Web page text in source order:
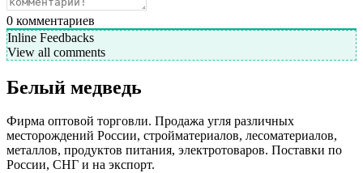
0 комментариев
Inline Feedbacks
View all comments
Белый медведь
Фирма оптовой торговли. Продажа угля различных
месторождений России, стройматериалов, лесоматериалов,
металлов, продуктов питания, электротоваров. Поставки по
России, СНГ и на экспорт.